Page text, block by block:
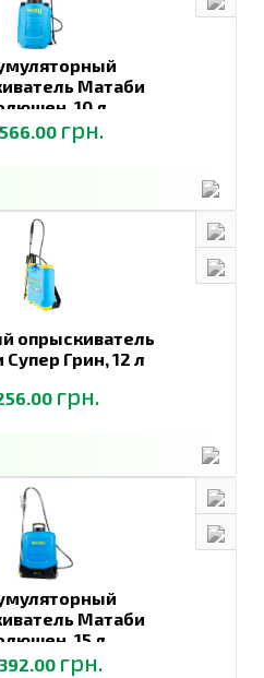
Матаби
10 л
грн.
опрыскиватель
Супер Грин,12 л
грн.
Матаби
15 л
грн.